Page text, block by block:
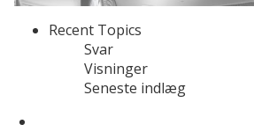
Recent Topics
Svar
Visninger
Seneste indlæg